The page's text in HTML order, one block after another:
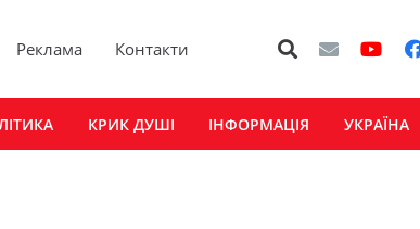
Реклама Контакти
КРИК ДУШІ ІНФОРМАЦІЯ УКРАЇНА